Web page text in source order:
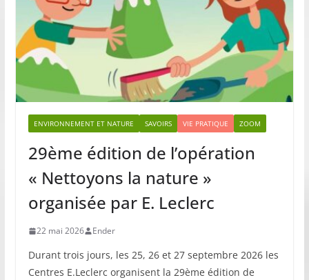
ENVIRONNEMENT ET NATURE SAVOIRS VIE PRATIQUE ZOOM
29ème édition de l’opération
« Nettoyons la nature »
organisée par E. Leclerc
22 mai 2026 Ender
Durant trois jours, les 25, 26 et 27 septembre 2026 les
Centres E.Leclerc organisent la 29ème édition de